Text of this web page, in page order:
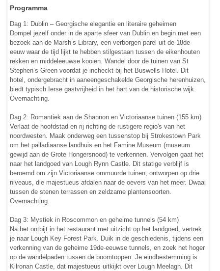
Programma
Dag 1: Dublin – Georgische elegantie en literaire geheimen
Dompel jezelf onder in de aparte sfeer van Dublin en begin met een
bezoek aan de Marsh’s Library, een verborgen parel uit de 18de
eeuw waar de tijd lijkt te hebben stilgestaan tussen de eikenhouten
rekken en middeleeuwse kooien. Wandel door de tuinen van St
Stephen’s Green voordat je incheckt bij het Buswells Hotel. Dit
hotel, ondergebracht in aaneengeschakelde Georgische herenhuizen,
biedt typisch Ierse gastvrijheid in het hart van de historische wijk.
Overnachting.
Dag 2: Romantiek aan de Shannon en Victoriaanse tuinen (155 km)
Verlaat de hoofdstad en rij richting de rustigere regio's van het
noordwesten. Maak onderweg een tussenstop bij Strokestown Park
om het palladiaanse landhuis en het Famine Museum (museum
gewijd aan de Grote Hongersnood) te verkennen. Vervolgen gaat het
naar het landgoed van Lough Rynn Castle. Dit statige verblijf is
beroemd om zijn Victoriaanse ommuurde tuinen, ontworpen op drie
niveaus, die majestueus afdalen naar de oevers van het meer. Dwaal
tussen de stenen terrassen en zeldzame plantensoorten.
Overnachting.
Dag 3: Mystiek in Roscommon en geheime tunnels (54 km)
Na het ontbijt in het restaurant met uitzicht op het landgoed, vertrek
je naar Lough Key Forest Park. Duik in de geschiedenis, tijdens een
verkenning van de geheime 19de-eeuwse tunnels, en zoek het hoger
op de wandelpaden tussen de boomtoppen. Je eindbestemming is
Kilronan Castle, dat majestueus uitkijkt over Lough Meelagh. Dit